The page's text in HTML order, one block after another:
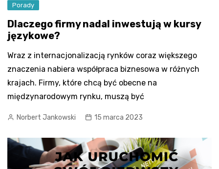
Porady
Dlaczego firmy nadal inwestują w kursy
językowe?
Wraz z internacjonalizacją rynków coraz większego
znaczenia nabiera współpraca biznesowa w różnych
krajach. Firmy, które chcą być obecne na
międzynarodowym rynku, muszą być
Norbert Jankowski 15 marca 2023